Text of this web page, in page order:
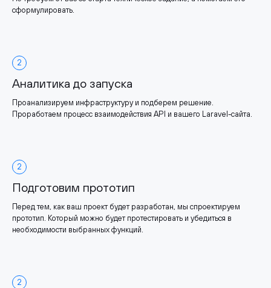
сформулировать.
2
Аналитика до запуска
Проанализируем инфраструктуру и подберем решение.
Проработаем процесс взаимодействия API и вашего Laravel-сайта.
2
Подготовим прототип
Перед тем, как ваш проект будет разработан, мы спроектируем
прототип. Который можно будет протестировать и убедиться в
необходимости выбранных функций.
2